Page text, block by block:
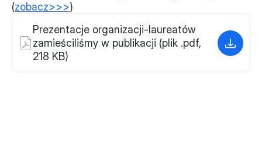
Projekty
XVII forum NGO
Projekt z powiatem
(zobacz>>>)
Prezentacje organizacji-laureatów
zamieściliśmy w publikacji (plik .pdf,
218 KB)